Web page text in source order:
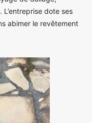
dote ses
abimer le revêtement